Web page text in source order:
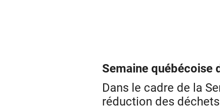
Semaine québécoise
Dans le cadre de la
réduction des